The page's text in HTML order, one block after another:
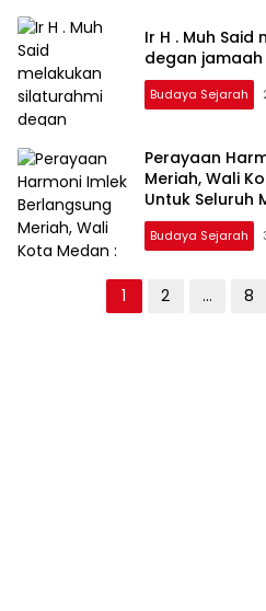
Ir H . Muh
degan jamaah
Budaya Sejarah
Perayaan
Meriah, Wali
Untuk Seluruh
Budaya Sejarah
1 2 … 8